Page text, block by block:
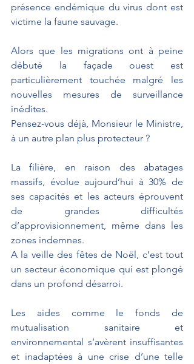
présence endémique du virus dont est
victime la faune sauvage.
Alors que les migrations ont à peine
débuté la façade ouest est
particulièrement touchée malgré les
nouvelles mesures de surveillance
inédites.
Pensez-vous déjà, Monsieur le Ministre,
à un autre plan plus protecteur ?
La filière, en raison des abatages
massifs, évolue aujourd’hui à 30% de
ses capacités et les acteurs éprouvent
de grandes difficultés
d’approvisionnement, même dans les
zones indemnes.
A la veille des fêtes de Noël, c’est tout
un secteur économique qui est plongé
dans un profond désarroi.
Les aides comme le fonds de
mutualisation sanitaire et
environnemental s’avèrent insuffisantes
et inadaptées à une crise d’une telle